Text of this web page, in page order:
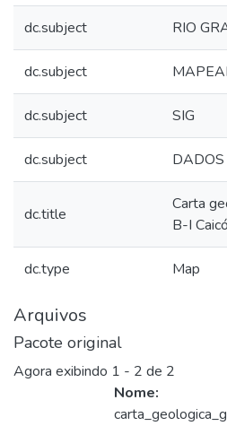
dc.subject RIO
dc.subject
dc.subject SIG
dc.subject DADOS
dc.title
Carta
B-I Caicó
dc.type Map
Arquivos
Pacote original
Agora exibindo 1 - 2 de 2
Nome: